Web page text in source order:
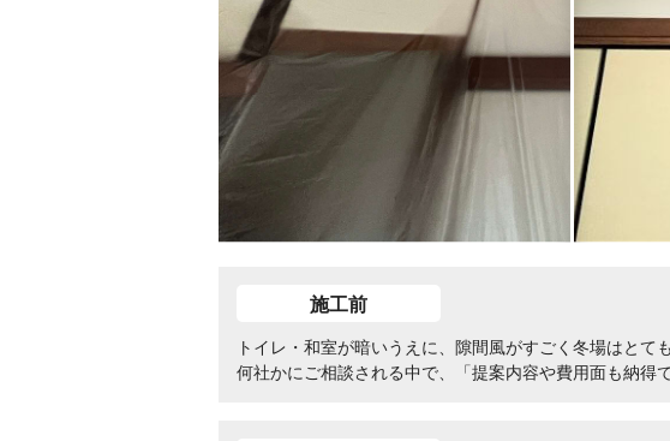
施工前
トイレ・和室が暗いうえに、隙間風がすごく冬場はとて
何社かにご相談される中で、「提案内容や費用面も納得